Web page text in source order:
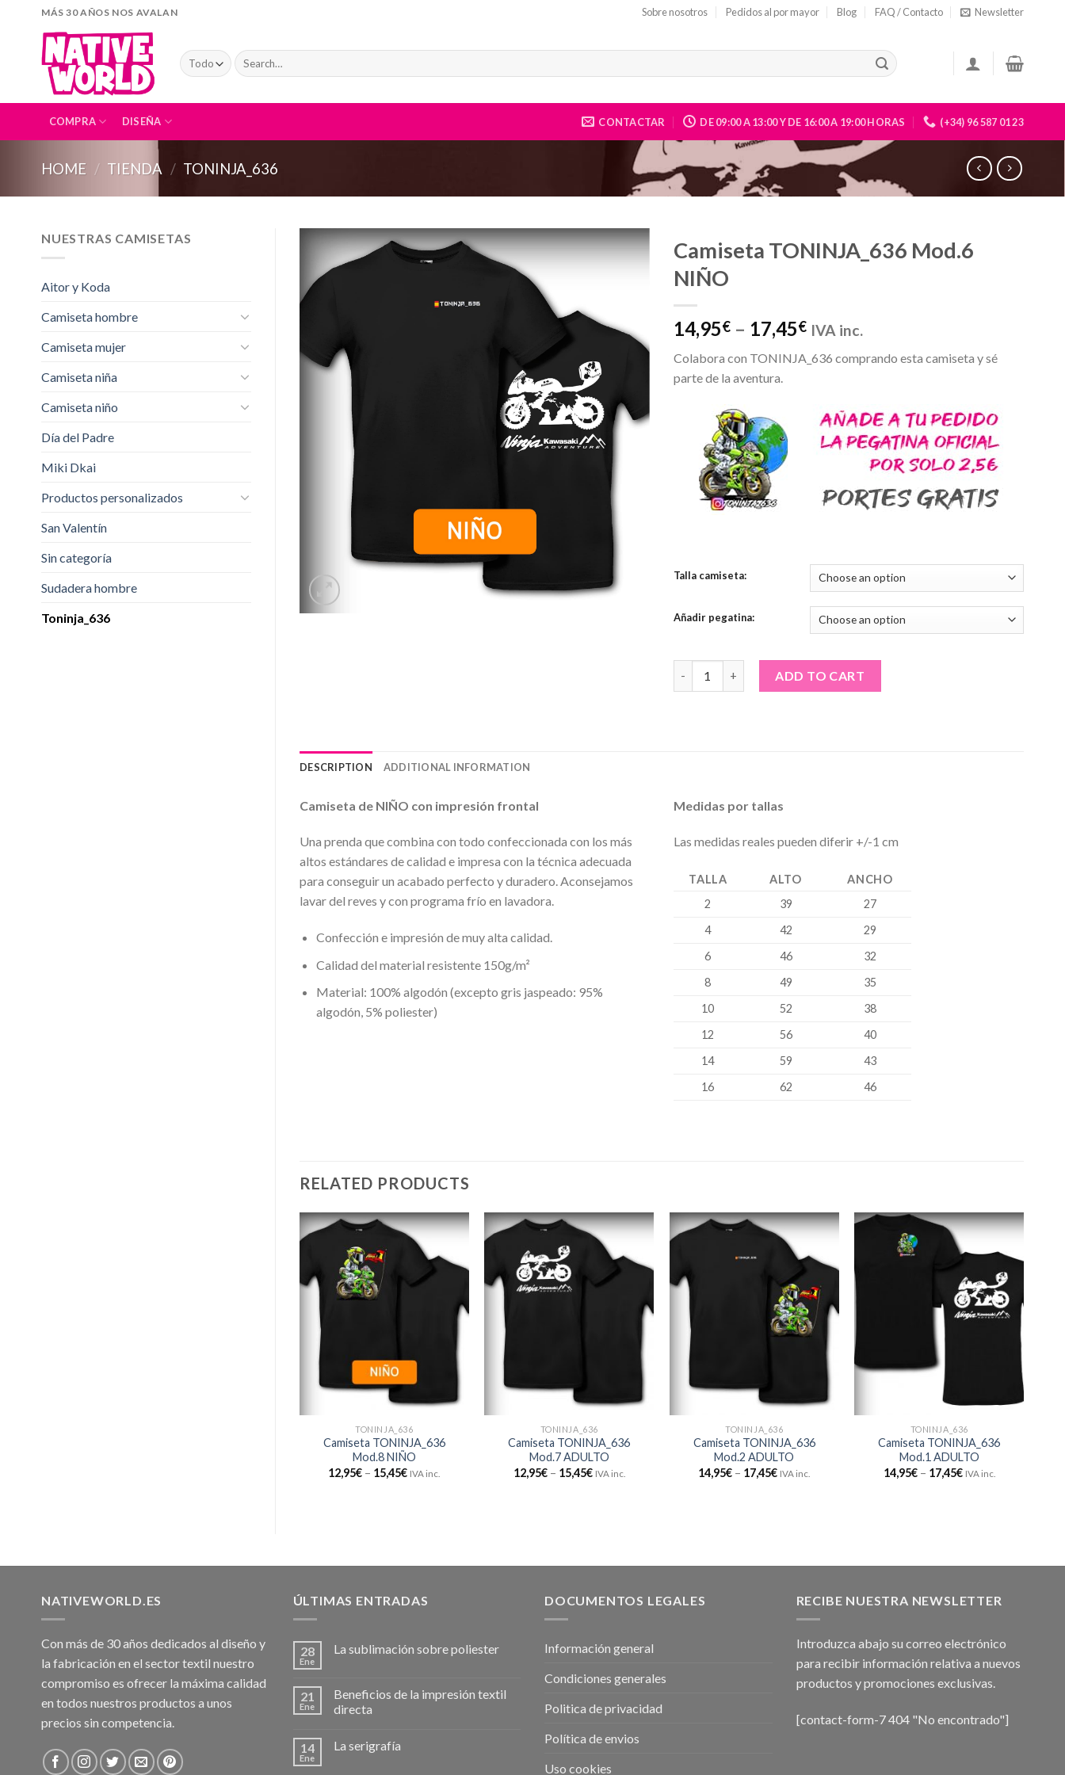
MÁS 30 AÑOS NOS AVALAN Sobre nosotros Pedidos al por mayor Blog FAQ / Contacto Newsletter
Search
for:
COMPRA DISEÑA CONTACTAR DE 09:00 A 13:00 Y DE 16:00 A 19:00 HORAS (+34) 96 587 01 23
HOME / TIENDA / TONINJA_636
NUESTRAS CAMISETAS
Aitor y Koda
Camiseta hombre
Camiseta mujer
Camiseta niña
Camiseta niño
Día del Padre
Miki Dkai
Productos personalizados
San Valentín
Sin categoría
Sudadera hombre
Toninja_636
Camiseta TONINJA_636 Mod.6
NIÑO
14,95€ – 17,45€ IVA inc.
Colabora con TONINJA_636 comprando esta camiseta y sé
parte de la aventura.
Talla camiseta:
Añadir pegatina:
ADD TO CART
DESCRIPTION ADDITIONAL INFORMATION
Camiseta de NIÑO con impresión frontal
Una prenda que combina con todo confeccionada con los más
altos estándares de calidad e impresa con la técnica adecuada
para conseguir un acabado perfecto y duradero. Aconsejamos
lavar del reves y con programa frío en lavadora.
Confección e impresión de muy alta calidad.
Calidad del material resistente 150g/m²
Material: 100% algodón (excepto gris jaspeado: 95%
algodón, 5% poliester)
Medidas por tallas
Las medidas reales pueden diferir +/-1 cm
TALLA ALTO
ANCHO
2
39
27
4
42
29
6
46
32
8
49
35
10
52
38
12
56
40
14
59
43
16
62 46
RELATED PRODUCTS
TONINJA_636
Camiseta TONINJA_636
Mod.8 NIÑO
12,95€ – 15,45€ IVA inc.
TONINJA_636
Camiseta TONINJA_636
Mod.7 ADULTO
12,95€– 15,45€ IVA inc.
TONINJA_636
Camiseta TONINJA_636
Mod.2 ADULTO
14,95€ – 17,45€ IVA inc.
TONINJA_636
Camiseta TONINJA_636
Mod.1 ADULTO
14,95€– 17,45€ IVA inc.
NATIVEWORLD.ES
Con más de 30 años dedicados al diseño y
la fabricación en el sector textil nuestro
compromiso es ofrecer la máxima calidad
en todos nuestros productos a unos
precios sin competencia.
ÚLTIMAS ENTRADAS
28
Ene
La sublimación sobre poliester
21
Ene
Beneficios de la impresión textil
directa
14
Ene
La serigrafía
DOCUMENTOS LEGALES
Información general
Condiciones generales
Politica de privacidad
Política de envios
Uso cookies
RECIBE NUESTRA NEWSLETTER
Introduzca abajo su correo electrónico
para recibir información relativa a nuevos
productos y promociones exclusivas.
[contact-form-7 404 "No encontrado"]